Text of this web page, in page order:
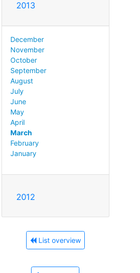
2013
December
November
October
September
August
July
June
May
April
March
February
January
2012
List overview